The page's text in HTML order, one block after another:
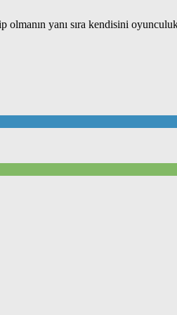
yanı sıra kendisini